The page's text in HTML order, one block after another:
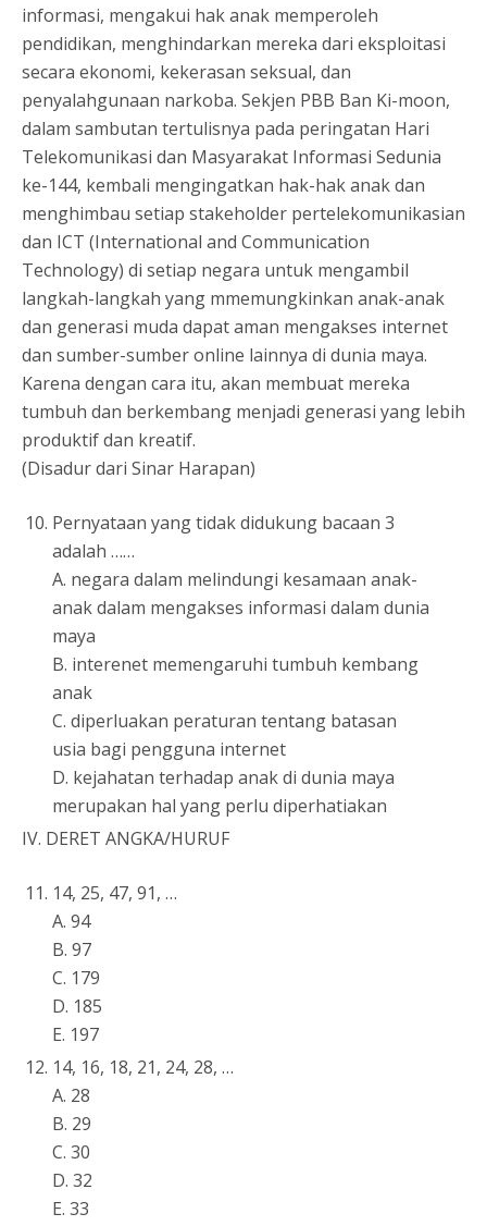
informasi, mengakui hak anak memperoleh
pendidikan, menghindarkan mereka dari eksploitasi
secara ekonomi, kekerasan seksual, dan
penyalahgunaan narkoba. Sekjen PBB Ban Ki-moon,
dalam sambutan tertulisnya pada peringatan Hari
Telekomunikasi dan Masyarakat Informasi Sedunia
ke-144, kembali mengingatkan hak-hak anak dan
menghimbau setiap stakeholder pertelekomunikasian
dan ICT (International and Communication
Technology) di setiap negara untuk mengambil
langkah-langkah yang mmemungkinkan anak-anak
dan generasi muda dapat aman mengakses internet
dan sumber-sumber online lainnya di dunia maya.
Karena dengan cara itu, akan membuat mereka
tumbuh dan berkembang menjadi generasi yang lebih
produktif dan kreatif.
(Disadur dari Sinar Harapan)
Pernyataan yang tidak didukung bacaan 3
adalah ……
A. negara dalam melindungi kesamaan anak-
anak dalam mengakses informasi dalam dunia
maya
B. interenet memengaruhi tumbuh kembang
anak
C. diperluakan peraturan tentang batasan
usia bagi pengguna internet
D. kejahatan terhadap anak di dunia maya
merupakan hal yang perlu diperhatiakan
IV. DERET ANGKA/HURUF
14, 25, 47, 91, …
A. 94
B. 97
C. 179
D. 185
E. 197
14, 16, 18, 21, 24, 28, …
A. 28
B. 29
C. 30
D. 32
E. 33